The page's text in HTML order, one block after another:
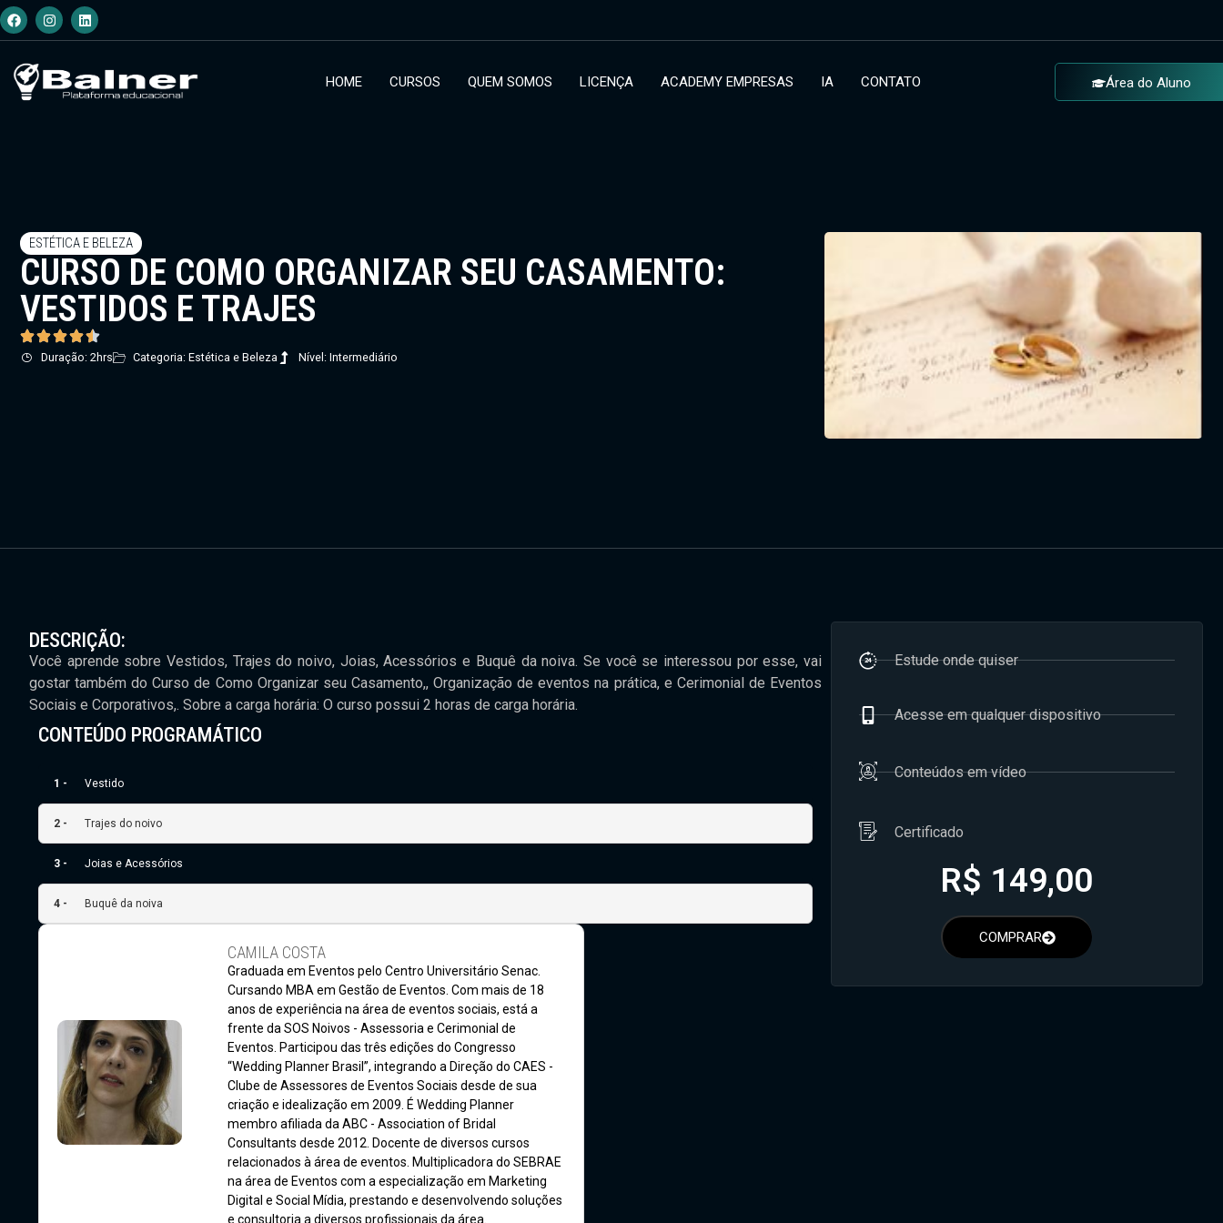
HOME CURSOS QUEM SOMOS LICENÇA ACADEMY EMPRESAS IA CONTATO Área do Aluno
ESTÉTICA E BELEZA
CURSO DE COMO ORGANIZAR SEU CASAMENTO:
VESTIDOS E TRAJES
Duração: 2hrs Categoria: Estética e Beleza Nível: Intermediário
DESCRIÇÃO:
Você aprende sobre Vestidos, Trajes do noivo, Joias, Acessórios e Buquê da noiva. Se você se interessou por esse, vai
gostar também do Curso de Como Organizar seu Casamento,, Organização de eventos na prática, e Cerimonial de Eventos
Sociais e Corporativos,. Sobre a carga horária: O curso possui 2 horas de carga horária.
CONTEÚDO PROGRAMÁTICO
1 - Vestido
2 - Trajes do noivo
3 - Joias e Acessórios
4 - Buquê da noiva
CAMILA COSTA
Graduada em Eventos pelo Centro Universitário Senac.
Cursando MBA em Gestão de Eventos. Com mais de 18
anos de experiência na área de eventos sociais, está a
frente da SOS Noivos - Assessoria e Cerimonial de
Eventos. Participou das três edições do Congresso
“Wedding Planner Brasil”, integrando a Direção do CAES -
Clube de Assessores de Eventos Sociais desde de sua
criação e idealização em 2009. É Wedding Planner
membro afiliada da ABC - Association of Bridal
Consultants desde 2012. Docente de diversos cursos
relacionados à área de eventos. Multiplicadora do SEBRAE
na área de Eventos com a especialização em Marketing
Digital e Social Mídia, prestando e desenvolvendo soluções
e consultoria a diversos profissionais da área.
Estude onde quiser
Acesse em qualquer dispositivo
Conteúdos em vídeo
Certificado
R$ 149,00
COMPRAR